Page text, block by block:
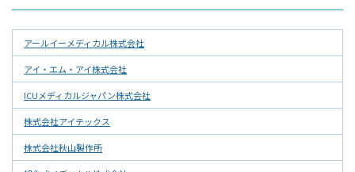
アールイーメディカル株式会社
アイ・エム・アイ株式会社
ICUメディカルジャパン株式会社
株式会社アイテックス
株式会社秋山製作所